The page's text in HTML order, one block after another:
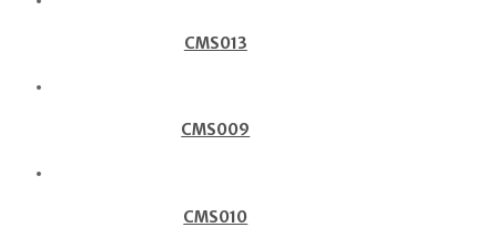
CMS013
CMS009
CMS010